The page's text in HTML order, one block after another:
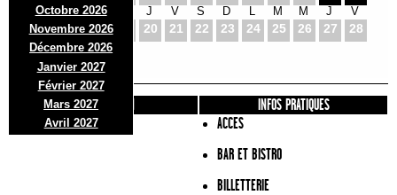
Octobre 2026
Novembre 2026
Décembre 2026
Janvier 2027
Février 2027
Mars 2027
Avril 2027
D
16
L
17
M
18
J
20
V
21
S
22
D
23 24
M
25
M
26
J
27
V
28
D
30
L
31
PRÉSENTATION
INFOS PRATIQUES
ACCES
BAR ET BISTRO
BILLETTERIE